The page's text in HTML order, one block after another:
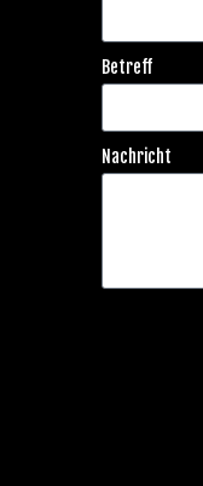
Betreff
Nachricht